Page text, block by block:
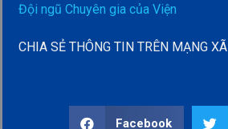
Đội ngũ Chuyên gia của Viện
CHIA SẺ THÔNG TIN TRÊN MẠNG
Facebook